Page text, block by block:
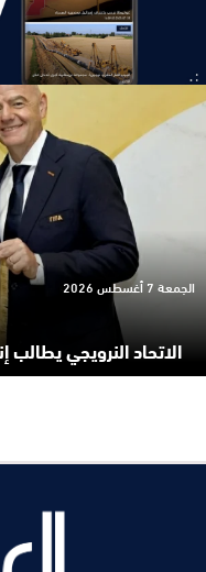
الاتحاد النرويجي يطالب
الجمعة 7 أغسطس 2026